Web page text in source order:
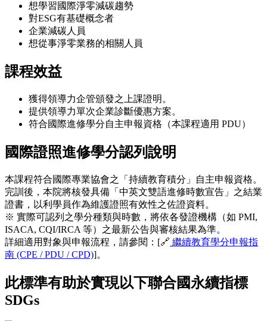
想學習國際淨零減碳趨勢
對ESG有基礎概念者
企業減碳人員
想從事淨零業務的相關人員
課程效益
獲得領導力企管頒發之上課證明。
提供領導力單次企業診斷優惠方案。
符合國際進修學分自主申報資格（本課程適用 PDU）
國際證照進修學分認列說明
本課程符合國際專業協會之「持續教育積分」自主申報資格。
完訓後，本院將核發具備「中英文雙語進修時數宣告」之結業
證書，以利學員作為維護證照有效性之佐證資料。
※ 實際可認列之學分種類與時數，將依各發證機構（如 PMI,
ISACA, CQI/IRCA 等）之最新公告與審核結果為準。
詳細適用對象與申報流程，請參閱：[🔗 繼續教育學分申報指
南 (CPE / PDU / CPD)]。
此標準有助於實現以下聯合國永續指標
SDGs